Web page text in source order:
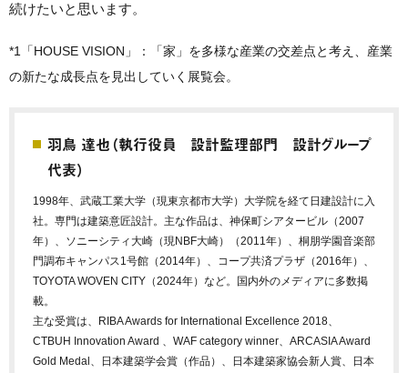
続けたいと思います。
*1「HOUSE VISION」：「家」を多様な産業の交差点と考え、産業
の新たな成長点を見出していく展覧会。
羽鳥 達也（執行役員 設計監理部門 設計グループ
代表）
1998年、武蔵工業大学（現東京都市大学）大学院を経て日建設計に入
社。専門は建築意匠設計。主な作品は、神保町シアタービル（2007
年）、ソニーシティ大崎（現NBF大崎）（2011年）、桐朋学園音楽部
門調布キャンパス1号館（2014年）、コープ共済プラザ（2016年）、
TOYOTA WOVEN CITY（2024年）など。国内外のメディアに多数掲
載。
主な受賞は、RIBA Awards for International Excellence 2018、
CTBUH Innovation Award 、WAF category winner、ARCASIA Award
Gold Medal、日本建築学会賞（作品）、日本建築家協会新人賞、日本